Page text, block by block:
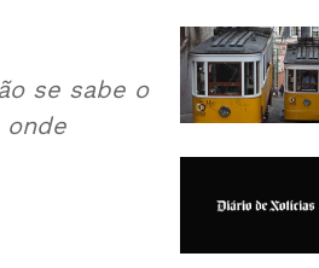
se sabe o
onde